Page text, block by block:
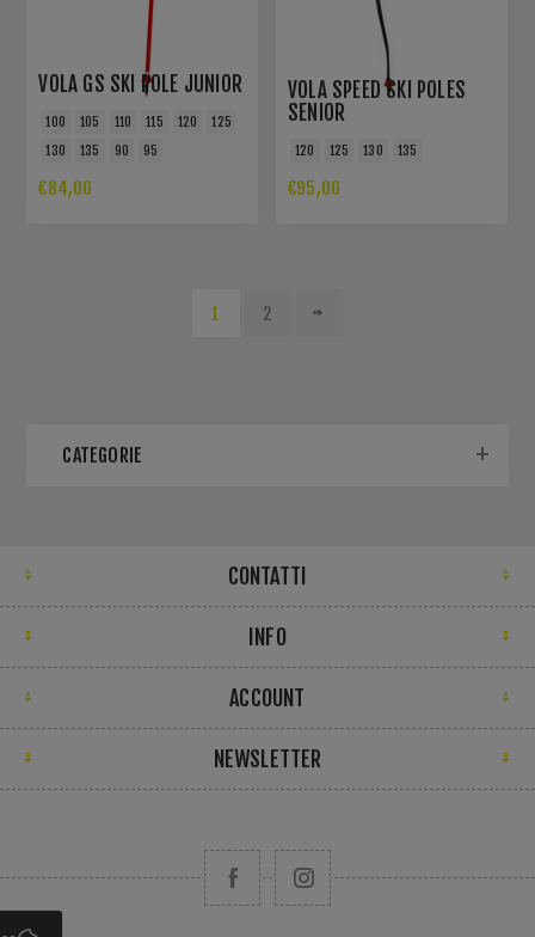
VOLA GS SKI POLE JUNIOR
100 105 110 115 120
125
130
135 90 95
€84,00
VOLA SPEED SKI POLES
SENIOR
120 125 130 135
€95,00
1 2
CATEGORIE
CONTATTI
INFO
ACCOUNT
NEWSLETTER